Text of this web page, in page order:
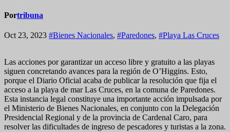
Portribuna
Oct 23, 2023 #Bienes Nacionales, #Paredones, #Playa Las Cruces
Las acciones por garantizar un acceso libre y gratuito a las playas
siguen concretando avances para la región de O’Higgins. Esto,
porque el Diario Oficial acaba de publicar la resolución que fija el
acceso a la playa de mar Las Cruces, en la comuna de Paredones.
Esta instancia legal constituye una importante acción impulsada por
el Ministerio de Bienes Nacionales, en conjunto con la Delegación
Presidencial Regional y de la provincia de Cardenal Caro, para
resolver las dificultades de ingreso de pescadores y turistas a la zona.